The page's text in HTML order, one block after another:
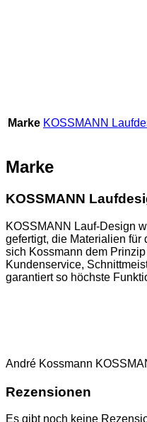
Marke KOSSMANN
Marke
KOSSMANN
KOSSMANN Lauf-Design
gefertigt, die Materialien
sich Kossmann dem
Kundenservice,
garantiert so höchste
André Kossmann
Rezensionen
Es gibt noch keine